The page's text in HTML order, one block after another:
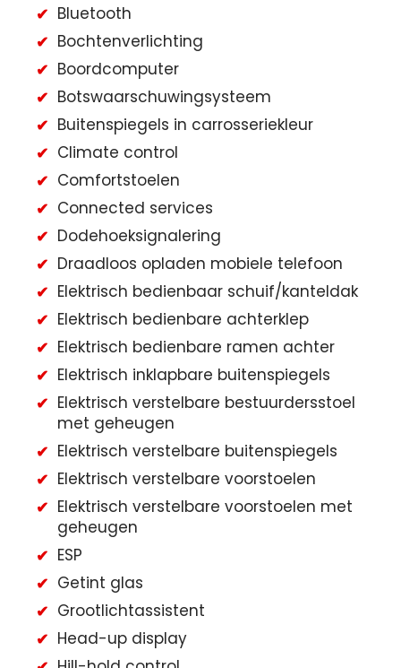
Bluetooth
Bochtenverlichting
Boordcomputer
Botswaarschuwingsysteem
Buitenspiegels in carrosseriekleur
Climate control
Comfortstoelen
Connected services
Dodehoeksignalering
Draadloos opladen mobiele telefoon
Elektrisch bedienbaar schuif/kanteldak
Elektrisch bedienbare achterklep
Elektrisch bedienbare ramen achter
Elektrisch inklapbare buitenspiegels
Elektrisch verstelbare bestuurdersstoel
met geheugen
Elektrisch verstelbare buitenspiegels
Elektrisch verstelbare voorstoelen
Elektrisch verstelbare voorstoelen met
geheugen
ESP
Getint glas
Grootlichtassistent
Head-up display